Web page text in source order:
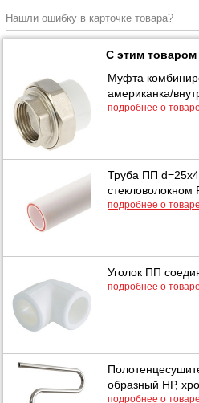
Нашли ошибку в карточке товара?
С этим товаром
Муфта
американка/
подробнее о товаре
Труба ПП
стекловолокном
подробнее о товаре
Уголок ПП
подробнее о товаре
образный НР,
подробнее о товаре